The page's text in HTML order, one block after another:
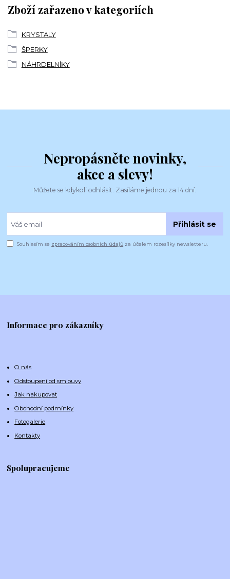
Zboží zařazeno v kategoriích
KRYSTALY
ŠPERKY
NÁHRDELNÍKY
Nepropásněte novinky,
akce a slevy!
Můžete se kdykoli odhlásit. Zasíláme jednou za 14 dní.
Přihlásit se
Souhlasím se zpracováním osobních údajů za účelem rozesílky newsletteru.
Informace pro zákazníky
O nás
Odstoupení od smlouvy
Jak nakupovat
Obchodní podmínky
Fotogalerie
Kontakty
Spolupracujeme